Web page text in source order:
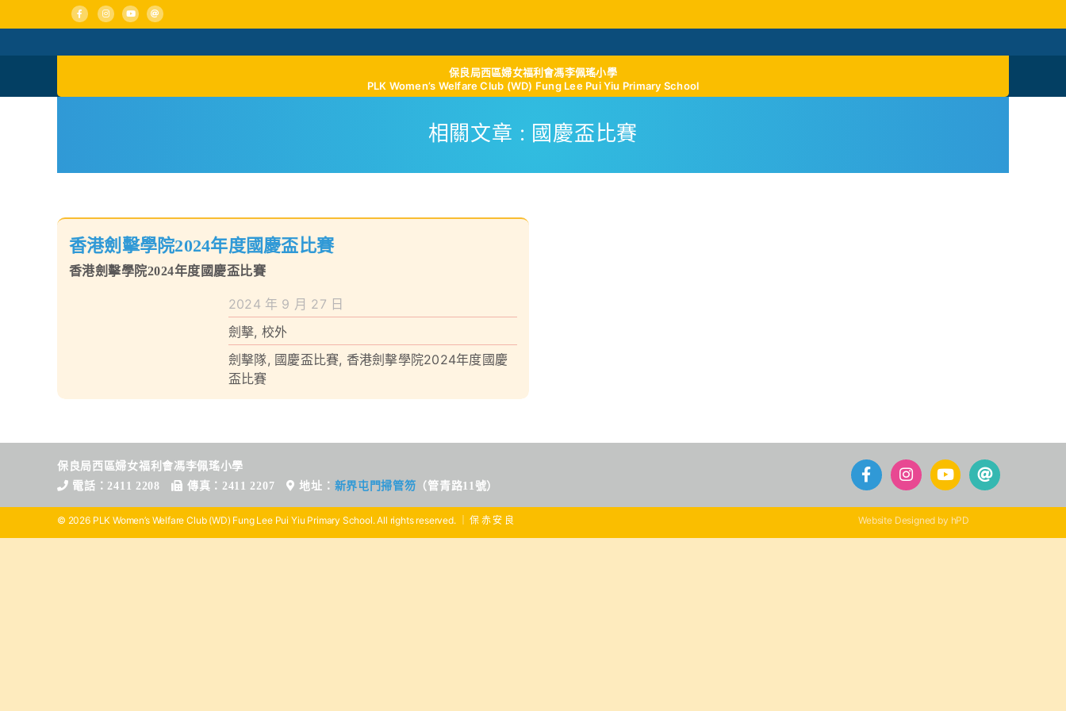
to
content
校風及學生支援 我們的成就
保良局西區婦女福利會馮李佩瑤小學
PLK Women’s Welfare Club (WD) Fung Lee Pui Yiu Primary School
相關文章 : 國慶盃比賽
香港劍擊學院2024年度國慶盃比賽
香港劍擊學院2024年度國慶盃比賽
2024 年 9 月 27 日
劍擊, 校外
劍擊隊, 國慶盃比賽, 香港劍擊學院2024年度國慶
盃比賽
保良局西區婦女福利會馮李佩瑤小學
電話：2411 2208
傳真：2411 2207 地址： 新界屯門掃管笏 （管青路11號）
© 2026 PLK Women’s Welfare Club (WD) Fung Lee Pui Yiu Primary School. All rights reserved. ｜ 保 赤 安 良 Website Designed by hPD